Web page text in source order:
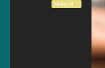
Μέλος/Member